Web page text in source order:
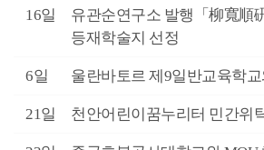
16일
유관순연구소 발행「柳寬順
등재학술지 선정
6일 울란바토르 제9일반교육학교
21일 천안어린이꿈누리터 민간위